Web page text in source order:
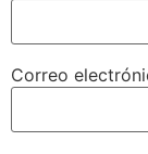
Correo